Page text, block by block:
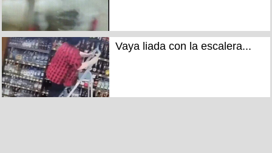
Vaya liada con la escalera...